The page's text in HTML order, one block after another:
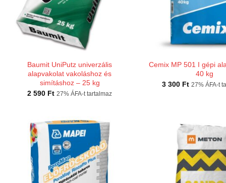
Baumit UniPutz univerzális
alapvakolat vakoláshoz és
simításhoz – 25 kg
2 590 Ft 27% ÁFA-t tartalmaz
Cemix MP 501 I gépi
40 kg
3 300 Ft 27% ÁFA-t